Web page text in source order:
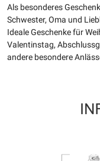
Als besonderes
Schwester, Oma und
Ideale Geschenke für
Valentinstag,
andere besondere